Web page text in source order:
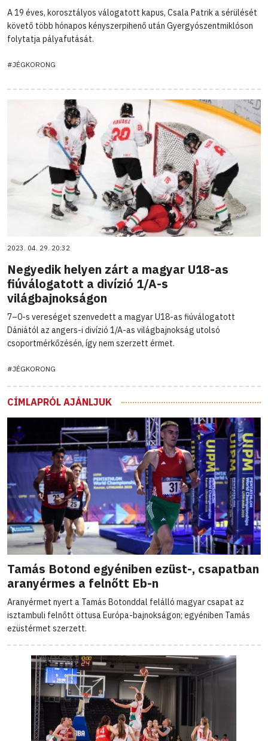
A 19 éves, korosztályos válogatott kapus, Csala Patrik a sérülését
követő több hónapos kényszerpihenő után Gyergyószentmiklóson
folytatja pályafutását.
#JÉGKORONG
2023. 04. 29. 20:32
Negyedik helyen zárt a magyar U18-as
fiúválogatott a divízió 1/A-s
világbajnokságon
7–0-s vereséget szenvedett a magyar U18-as fiúválogatott
Dániától az angers-i divízió 1/A-as világbajnokság utolsó
csoportmérkőzésén, így nem szerzett érmet.
#JÉGKORONG
CÍMLAPRÓL AJÁNLJUK
Tamás Botond egyéniben ezüst-, csapatban
aranyérmes a felnőtt Eb-n
Aranyérmet nyert a Tamás Botonddal felálló magyar csapat az
isztambuli felnőtt öttusa Európa-bajnokságon; egyéniben Tamás
ezüstérmet szerzett.